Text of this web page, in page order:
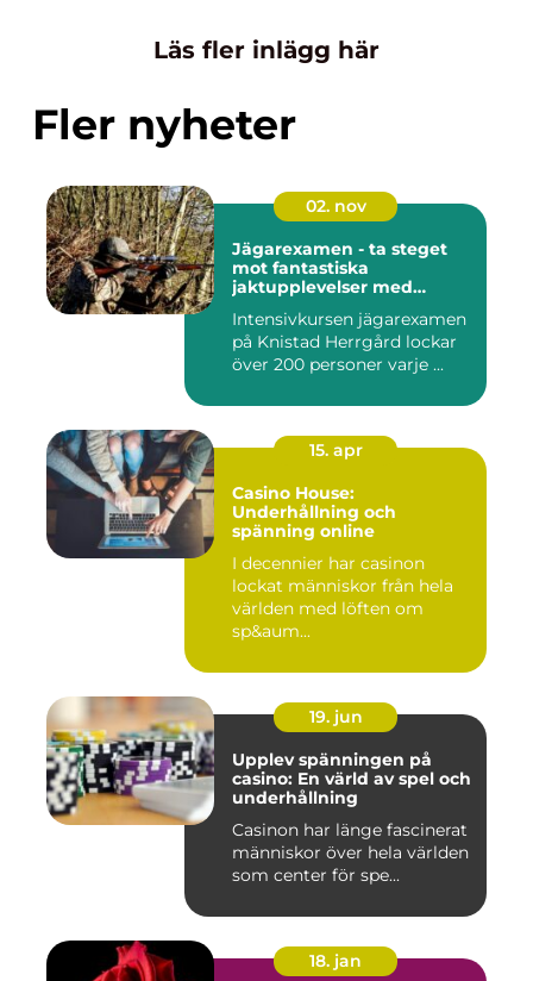
Läs fler inlägg här
Fler nyheter
02. nov
Jägarexamen - ta steget
mot fantastiska
jaktupplevelser med
Intensivkursen jägarexamen
på Knistad Herrgård lockar
över 200 personer varje ...
15. apr
Casino House:
Underhållning och
spänning online
I decennier har casinon
lockat människor från hela
världen med löften om
sp&aum...
19. jun
Upplev spänningen på
casino: En värld av spel och
underhållning
Casinon har länge fascinerat
människor över hela världen
som center för spe...
18. jan